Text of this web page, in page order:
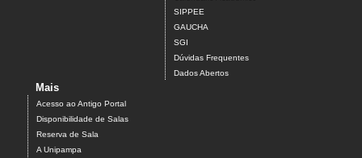
SIPPEE
GAUCHA
SGI
Dúvidas Frequentes
Dados Abertos
Mais
Acesso ao Antigo Portal
Disponibilidade de Salas
Reserva de Sala
A Unipampa